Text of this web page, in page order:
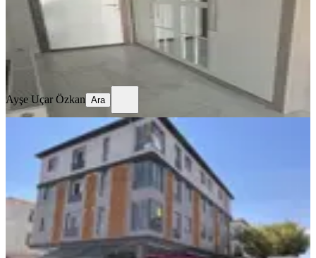
32.000 ₺
Ayşe Uçar Özkan
Ayşe Uçar Özkan Ara
Remax Dem'den İnönü Mah.yerden
Isıtmalı Kiralık 2+0 Lüx Daireler
Merkez, İnönü Mahallesi
2+0
70 m² 3. Kat· 29.07.2026
25.000 ₺